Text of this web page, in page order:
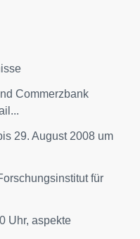
Commerzbank
29. August 2008 um
für
Uhr, aspekte